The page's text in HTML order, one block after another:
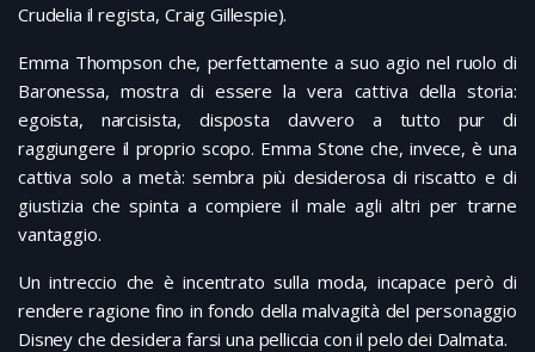
Crudelia il regista, Craig Gillespie).
Emma Thompson che, perfettamente a suo agio nel ruolo di
Baronessa, mostra di essere la vera cattiva della storia:
egoista, narcisista, disposta davvero a tutto pur di
raggiungere il proprio scopo. Emma Stone che, invece, è una
cattiva solo a metà: sembra più desiderosa di riscatto e di
giustizia che spinta a compiere il male agli altri per trarne
vantaggio.
Un intreccio che è incentrato sulla moda, incapace però di
rendere ragione fino in fondo della malvagità del personaggio
Disney che desidera farsi una pelliccia con il pelo dei Dalmata.